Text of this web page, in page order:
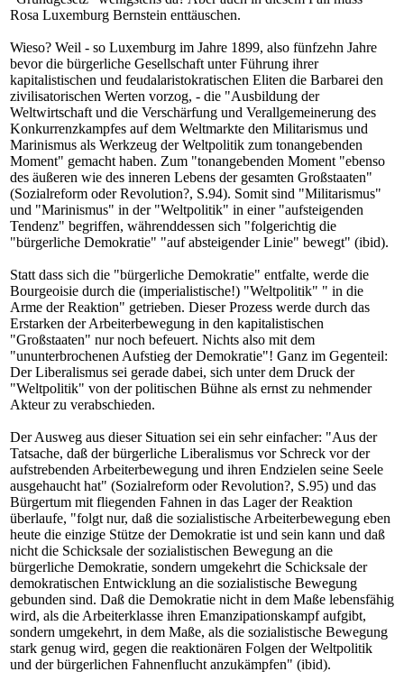
Rosa Luxemburg Bernstein enttäuschen.
Wieso? Weil - so Luxemburg im Jahre 1899, also fünfzehn Jahre
bevor die bürgerliche Gesellschaft unter Führung ihrer
kapitalistischen und feudalaristokratischen Eliten die Barbarei den
zivilisatorischen Werten vorzog, - die "Ausbildung der
Weltwirtschaft und die Verschärfung und Verallgemeinerung des
Konkurrenzkampfes auf dem Weltmarkte den Militarismus und
Marinismus als Werkzeug der Weltpolitik zum tonangebenden
Moment" gemacht haben. Zum "tonangebenden Moment "ebenso
des äußeren wie des inneren Lebens der gesamten Großstaaten"
(Sozialreform oder Revolution?, S.94). Somit sind "Militarismus"
und "Marinismus" in der "Weltpolitik" in einer "aufsteigenden
Tendenz" begriffen, währenddessen sich "folgerichtig die
"bürgerliche Demokratie" "auf absteigender Linie" bewegt" (ibid).
Statt dass sich die "bürgerliche Demokratie" entfalte, werde die
Bourgeoisie durch die (imperialistische!) "Weltpolitik" " in die
Arme der Reaktion" getrieben. Dieser Prozess werde durch das
Erstarken der Arbeiterbewegung in den kapitalistischen
"Großstaaten" nur noch befeuert. Nichts also mit dem
"ununterbrochenen Aufstieg der Demokratie"! Ganz im Gegenteil:
Der Liberalismus sei gerade dabei, sich unter dem Druck der
"Weltpolitik" von der politischen Bühne als ernst zu nehmender
Akteur zu verabschieden.
Der Ausweg aus dieser Situation sei ein sehr einfacher: "Aus der
Tatsache, daß der bürgerliche Liberalismus vor Schreck vor der
aufstrebenden Arbeiterbewegung und ihren Endzielen seine Seele
ausgehaucht hat" (Sozialreform oder Revolution?, S.95) und das
Bürgertum mit fliegenden Fahnen in das Lager der Reaktion
überlaufe, "folgt nur, daß die sozialistische Arbeiterbewegung eben
heute die einzige Stütze der Demokratie ist und sein kann und daß
nicht die Schicksale der sozialistischen Bewegung an die
bürgerliche Demokratie, sondern umgekehrt die Schicksale der
demokratischen Entwicklung an die sozialistische Bewegung
gebunden sind. Daß die Demokratie nicht in dem Maße lebensfähig
wird, als die Arbeiterklasse ihren Emanzipationskampf aufgibt,
sondern umgekehrt, in dem Maße, als die sozialistische Bewegung
stark genug wird, gegen die reaktionären Folgen der Weltpolitik
und der bürgerlichen Fahnenflucht anzukämpfen" (ibid).